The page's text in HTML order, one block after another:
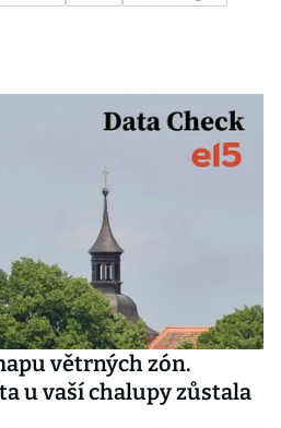
větrných zón.
u vaší chalupy zůstala